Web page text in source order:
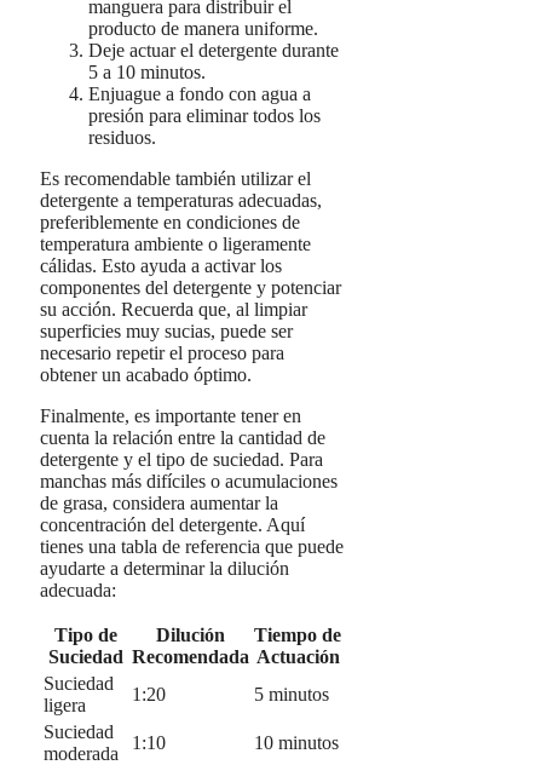
manguera para distribuir el
producto de manera uniforme.
Deje actuar el detergente durante
5 a 10 minutos.
Enjuague a fondo con agua a
presión para eliminar todos los
residuos.
Es recomendable también utilizar el
detergente a temperaturas adecuadas,
preferiblemente en condiciones de
temperatura ambiente o ligeramente
cálidas. Esto ayuda a activar los
componentes del detergente y potenciar
su acción. Recuerda que, al limpiar
superficies muy sucias, puede ser
necesario repetir el proceso para
obtener un acabado óptimo.
Finalmente, es importante tener en
cuenta la relación entre la cantidad de
detergente y el tipo de suciedad. Para
manchas más difíciles o acumulaciones
de grasa, considera aumentar la
concentración del detergente. Aquí
tienes una tabla de referencia que puede
ayudarte a determinar la dilución
adecuada:
Tipo de
Suciedad
Dilución
Recomendada
Tiempo de
Actuación
Suciedad
ligera
1:20
5 minutos
Suciedad
moderada
1:10
10 minutos